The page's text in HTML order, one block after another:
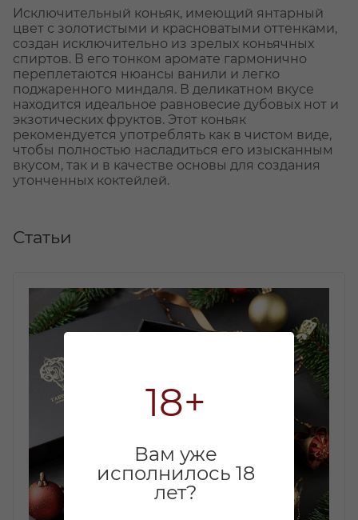
18+
Вам уже
исполнилось 18
лет?
Исключительный коньяк, имеющий янтарный
цвет с золотистыми и красноватыми оттенками,
создан исключительно из зрелых коньячных
спиртов. В его тонком аромате гармонично
переплетаются нюансы ванили и легко
поджаренного миндаля. В деликатном вкусе
находится идеальное равновесие дубовых нот и
экзотических фруктов. Этот коньяк
рекомендуется употреблять как в чистом виде,
чтобы полностью насладиться его изысканным
вкусом, так и в качестве основы для создания
утонченных коктейлей.
Статьи